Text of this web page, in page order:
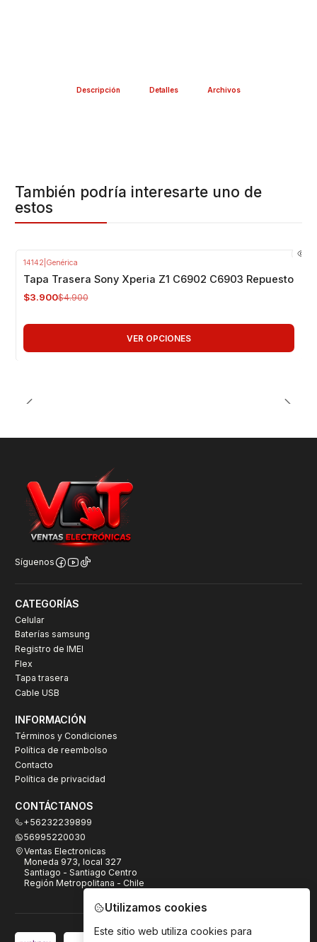
Descripción Detalles Archivos
También podría interesarte uno de
estos
14142 Genérica
Tapa Trasera Sony Xperia Z1 C6902 C6903 Repuesto
$3.900$4.900
VER OPCIONES
Síguenos
CATEGORÍAS
Celular
Baterías samsung
Registro de IMEI
Flex
Tapa trasera
Cable USB
INFORMACIÓN
Términos y Condiciones
Política de reembolso
Contacto
Política de privacidad
CONTÁCTANOS
+56232239899
56995220030
Ventas Electronicas
Moneda 973, local 327
Santiago - Santiago Centro
Región Metropolitana - Chile
Utilizamos cookies
Este sitio web utiliza cookies para